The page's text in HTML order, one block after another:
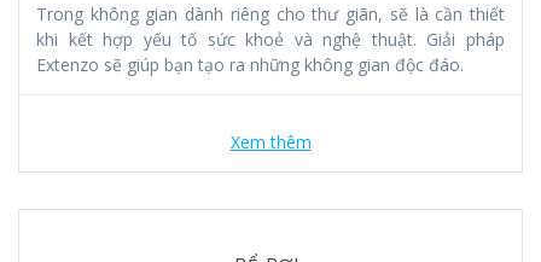
Trong không gian dành riêng cho thư giãn, sẽ là cần thiết
khi kết hợp yếu tố sức khoẻ và nghệ thuật. Giải pháp
Extenzo sẽ giúp bạn tạo ra những không gian độc đáo.
Xem thêm